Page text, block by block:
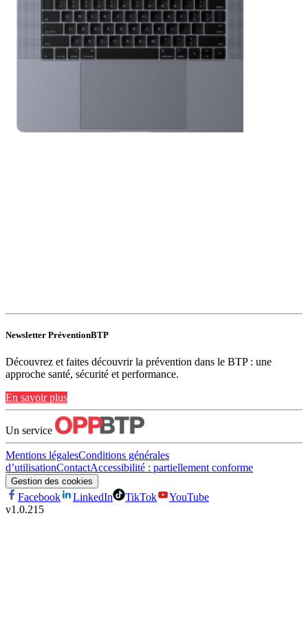
Newsletter PréventionBTP
Découvrez et faites découvrir la prévention dans le BTP : une
approche santé, sécurité et performance.
En savoir plus
Un service
Mentions légalesConditions générales
d’utilisationContactAccessibilité : partiellement conforme
Gestion des cookies
Facebook LinkedIn TikTok
YouTube
v1.0.215